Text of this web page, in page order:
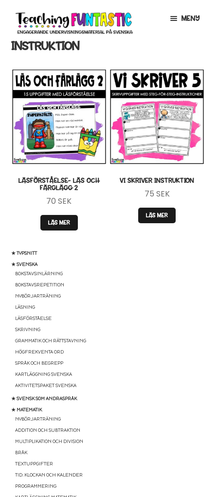
Hoppa
till
navigering
Gå
till
innehåll
MENY
INFO
MITT KONTO
GRATISMATERIAL
EXPANDERA
UNDERMENY
BUTIK
LICENSER
EXPANDERA
UNDERMENY
INSTRUKTION
★ TYPSNITT
★ SVENSKA
BOKSTAVSINLÄRNING
BOKSTAVSREPETITION
NYBÖRJARTRÄNING
LÄSNING
LÄSFÖRSTÅELSE
SKRIVNING
GRAMMATIK OCH RÄTTSTAVNING
HÖGFREKVENTA ORD
SPRÅK OCH BEGREPP
KARTLÄGGNING SVENSKA
AKTIVITETSPAKET SVENSKA
★ SVENSK SOM ANDRASPRÅK
★ MATEMATIK
NYBÖRJARTRÄNING
ADDITION OCH SUBTRAKTION
MULTIPLIKATION OCH DIVISION
BRÅK
TEXTUPPGIFTER
TID: KLOCKAN OCH KALENDER
PROGRAMMERING
LÄSFÖRSTÅELSE- LÄS OCH
FÄRGLÄGG 2
70SEK
LÄS MER
VI SKRIVER INSTRUKTION
75 SEK
LÄS MER